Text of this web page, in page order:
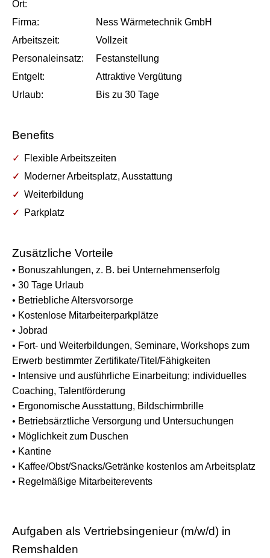
Ort:
Firma:
Ness Wärmetechnik GmbH
Arbeits­zeit:
Vollzeit
Personal­einsatz:
Festanstellung
Entgelt:
Attraktive Vergütung
Urlaub:
Bis zu 30Tage
Benefits
Flexible Arbeitszeiten
Moderner Arbeitsplatz, Ausstattung
Weiterbildung
Parkplatz
Zusätzliche Vorteile
• Bonuszahlungen, z. B. bei Unternehmenserfolg
• 30 Tage Urlaub
• Betriebliche Altersvorsorge
• Kostenlose Mitarbeiterparkplätze
• Jobrad
• Fort- und Weiterbildungen, Seminare, Workshops zum
Erwerb bestimmter Zertifikate/Titel/Fähigkeiten
• Intensive und ausführliche Einarbeitung; individuelles
Coaching, Talentförderung
• Ergonomische Ausstattung, Bildschirmbrille
• Betriebsärztliche Versorgung und Untersuchungen
• Möglichkeit zum Duschen
• Kantine
• Kaffee/Obst/Snacks/Getränke kostenlos am Arbeitsplatz
• Regelmäßige Mitarbeiterevents
Aufgaben als Vertriebsingenieur (m/w/d) in
Remshalden